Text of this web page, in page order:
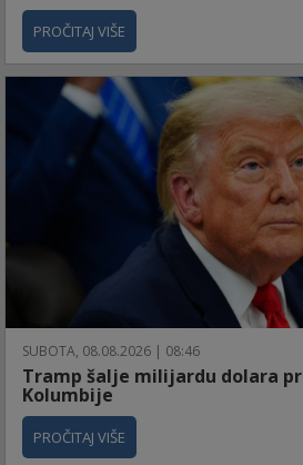
PROČITAJ VIŠE
SUBOTA, 08.08.2026 | 08:46
Tramp šalje milijardu dolara
Kolumbije
PROČITAJ VIŠE